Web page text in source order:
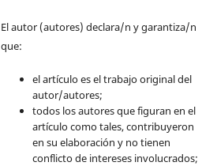
El autor (autores) declara/n y garantiza/n
que:
el artículo es el trabajo original del
autor/autores;
todos los autores que figuran en el
artículo como tales, contribuyeron
en su elaboración y no tienen
conflicto de intereses involucrados;